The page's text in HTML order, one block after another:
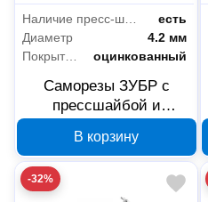
есть
Диаметр
4.2 мм
Покрытие
оцинкованный
Саморезы ЗУБР с
прессшайбой и
металлу 4,2x14 мм,
PH2, 40 шт, 300216-42-
В корзину
-32%